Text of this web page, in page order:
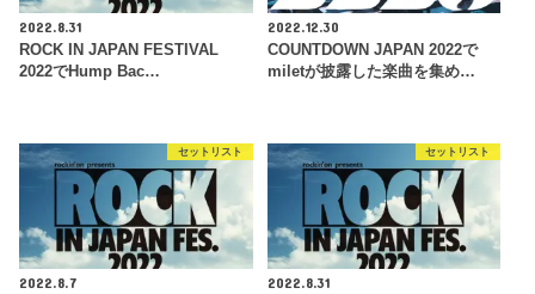
2022.8.31
ROCK IN JAPAN FESTIVAL
2022でHump Bac…
2022.12.30
COUNTDOWN JAPAN 2022で
miletが披露した楽曲を集め…
セットリスト
2022.8.7
セットリスト
2022.8.31